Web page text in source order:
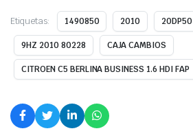
Etiquetas: 1490850 2010 20DP50
9HZ 2010 80228 CAJA CAMBIOS
CITROEN C5 BERLINA BUSINESS 1.6 HDI FAP